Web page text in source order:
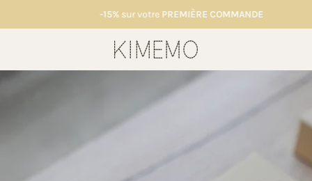
sur votrePREMIÈRE COMMANDE